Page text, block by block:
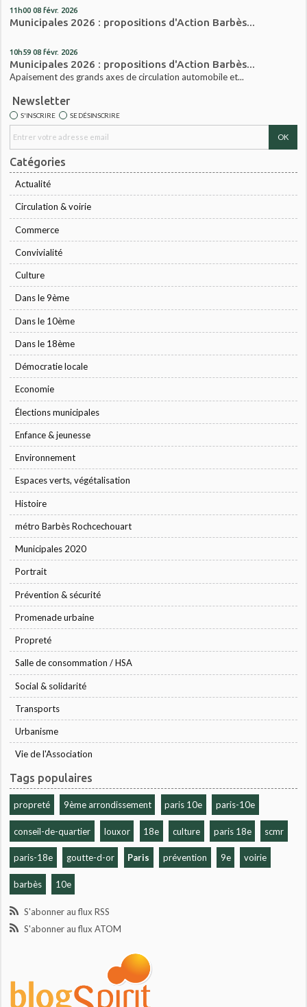
11h00 08 févr. 2026
Municipales 2026 : propositions d'Action Barbès...
10h59 08 févr. 2026
Municipales 2026 : propositions d'Action Barbès...
Apaisement des grands axes de circulation automobile et...
Newsletter
S'INSCRIRE SE DÉSINSCRIRE
Catégories
Actualité
Circulation & voirie
Commerce
Convivialité
Culture
Dans le 9ème
Dans le 10ème
Dans le 18ème
Démocratie locale
Economie
Élections municipales
Enfance & jeunesse
Environnement
Espaces verts, végétalisation
Histoire
métro Barbès Rochcechouart
Municipales 2020
Portrait
Prévention & sécurité
Promenade urbaine
Propreté
Salle de consommation / HSA
Social & solidarité
Transports
Urbanisme
Vie de l'Association
Tags populaires
propreté 9ème arrondissement paris 10e paris-10e
conseil-de-quartier louxor 18e culture paris 18e scmr
paris-18e goutte-d-or Paris prévention 9e voirie
barbès 10e
S'abonner au flux RSS
S'abonner au flux ATOM